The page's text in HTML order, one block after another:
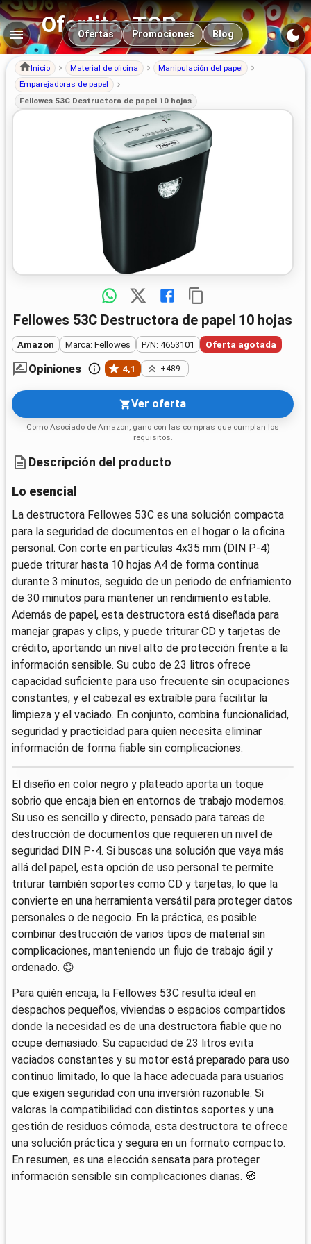
OfertitasTOP
Navegación principal
Ofertas Promociones Blog
Inicio Material de oficina
Manipulación del papel
Emparejadoras de papel
Fellowes 53C Destructora de papel 10 hojas
Fellowes 53C Destructora de papel 10 hojas
Amazon Marca: Fellowes P/N: 4653101 Oferta agotada
Opiniones 4,1 +489
Ver oferta
Como Asociado de Amazon, gano con las compras que cumplan los
requisitos.
Descripción del producto
Lo esencial
La destructora Fellowes 53C es una solución compacta
para la seguridad de documentos en el hogar o la oficina
personal. Con corte en partículas 4x35 mm (DIN P-4)
puede triturar hasta 10 hojas A4 de forma continua
durante 3 minutos, seguido de un periodo de enfriamiento
de 30 minutos para mantener un rendimiento estable.
Además de papel, esta destructora está diseñada para
manejar grapas y clips, y puede triturar CD y tarjetas de
crédito, aportando un nivel alto de protección frente a la
información sensible. Su cubo de 23 litros ofrece
capacidad suficiente para uso frecuente sin ocupaciones
constantes, y el cabezal es extraíble para facilitar la
limpieza y el vaciado. En conjunto, combina funcionalidad,
seguridad y practicidad para quien necesita eliminar
información de forma fiable sin complicaciones.
El diseño en color negro y plateado aporta un toque
sobrio que encaja bien en entornos de trabajo modernos.
Su uso es sencillo y directo, pensado para tareas de
destrucción de documentos que requieren un nivel de
seguridad DIN P-4. Si buscas una solución que vaya más
allá del papel, esta opción de uso personal te permite
triturar también soportes como CD y tarjetas, lo que la
convierte en una herramienta versátil para proteger datos
personales o de negocio. En la práctica, es posible
combinar destrucción de varios tipos de material sin
complicaciones, manteniendo un flujo de trabajo ágil y
ordenado. 😊
Para quién encaja, la Fellowes 53C resulta ideal en
despachos pequeños, viviendas o espacios compartidos
donde la necesidad es de una destructora fiable que no
ocupe demasiado. Su capacidad de 23 litros evita
vaciados constantes y su motor está preparado para uso
continuo limitado, lo que la hace adecuada para usuarios
que exigen seguridad con una inversión razonable. Si
valoras la compatibilidad con distintos soportes y una
gestión de residuos cómoda, esta destructora te ofrece
una solución práctica y segura en un formato compacto.
En resumen, es una elección sensata para proteger
información sensible sin complicaciones diarias. 🧭